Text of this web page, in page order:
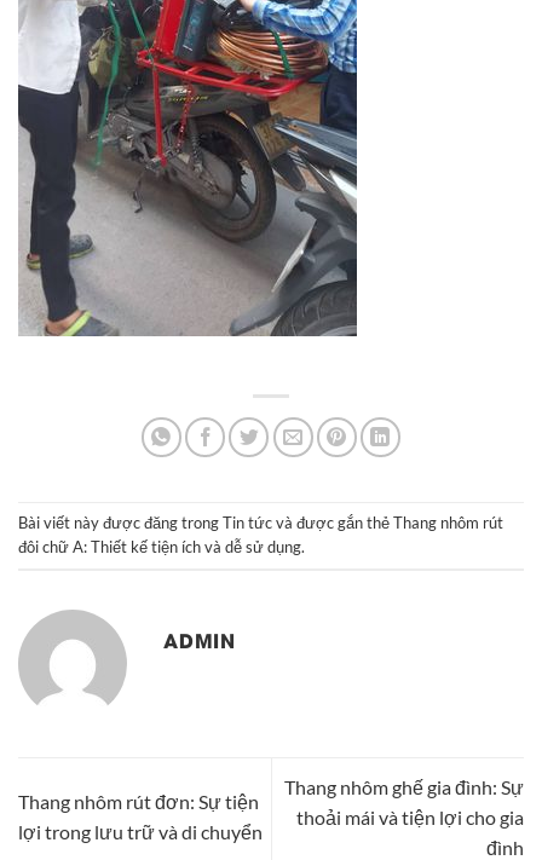
Bài viết này được đăng trongTin tứcvà được gắn thẻThang nhôm rút
đôi chữ A: Thiết kế tiện ích và dễ sử dụng.
ADMIN
Thang nhôm rút đơn: Sự tiện
lợi trong lưu trữ và di chuyển
Thang nhôm ghế gia đình: Sự
thoải mái và tiện lợi cho gia
đình